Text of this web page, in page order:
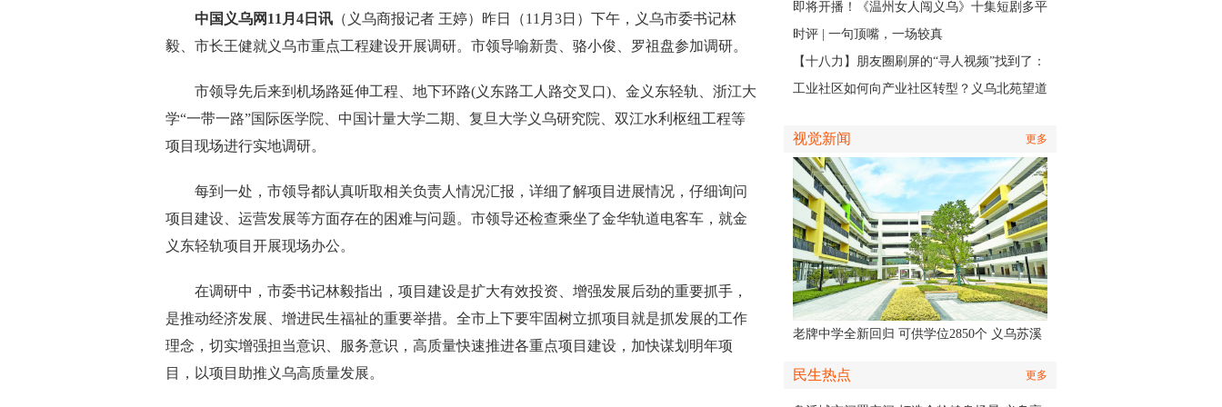
中国义乌网11月4日讯 （义乌商报记者 王婷）昨日（11月3日）下午，义乌市委书记林
毅、市长王健就义乌市重点工程建设开展调研。市领导喻新贵、骆小俊、罗祖盘参加调研。
市领导先后来到机场路延伸工程、地下环路(义东路工人路交叉口)、金义东轻轨、浙江大
学“一带一路”国际医学院、中国计量大学二期、复旦大学义乌研究院、双江水利枢纽工程等
项目现场进行实地调研。
每到一处，市领导都认真听取相关负责人情况汇报，详细了解项目进展情况，仔细询问
项目建设、运营发展等方面存在的困难与问题。市领导还检查乘坐了金华轨道电客车，就金
义东轻轨项目开展现场办公。
在调研中，市委书记林毅指出，项目建设是扩大有效投资、增强发展后劲的重要抓手，
是推动经济发展、增进民生福祉的重要举措。全市上下要牢固树立抓项目就是抓发展的工作
理念，切实增强担当意识、服务意识，高质量快速推进各重点项目建设，加快谋划明年项
目，以项目助推义乌高质量发展。
日主场开打
即将开播！《温州女人闯义乌》十集短剧多平
台同步上线
时评 | 一句顶嘴，一场较真
【十八力】朋友圈刷屏的“寻人视频”找到了：
那个递出雨衣的义乌排水人，原来是他
工业社区如何向产业社区转型？义乌北苑望道
视觉新闻 更多
老牌中学全新回归 可供学位2850个 义乌苏溪
民生热点 更多